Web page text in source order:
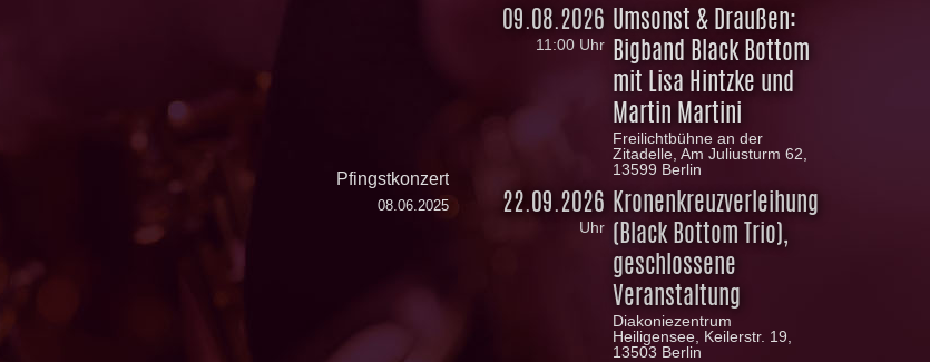
Pfingstkonzert
08.06.2025
09.08.2026
11:00 Uhr
Umsonst & Draußen:
Bigband Black Bottom
mit Lisa Hintzke und
Martin Martini
Freilichtbühne an der
Zitadelle, Am Juliusturm 62,
13599 Berlin
22.09.2026
Uhr
Kronenkreuzverleihung
(Black Bottom Trio),
geschlossene
Veranstaltung
Diakoniezentrum
Heiligensee, Keilerstr. 19,
13503 Berlin